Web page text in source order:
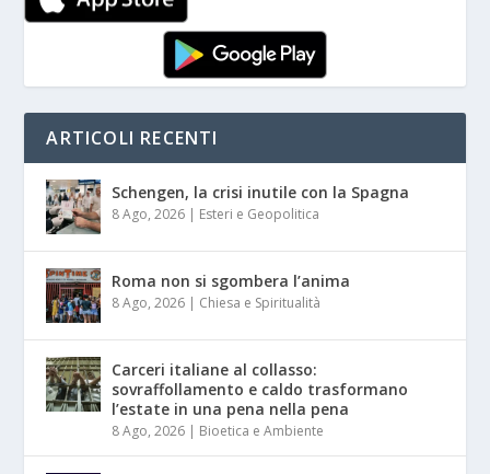
ARTICOLI RECENTI
Schengen, la crisi inutile con la Spagna
8 Ago, 2026 | Esteri e Geopolitica
Roma non si sgombera l’anima
8 Ago, 2026 | Chiesa e Spiritualità
Carceri italiane al collasso:
sovraffollamento e caldo trasformano
l’estate in una pena nella pena
8 Ago, 2026 | Bioetica e Ambiente